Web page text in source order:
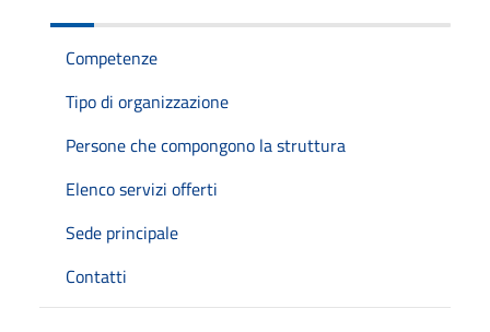
Competenze
Tipo di organizzazione
Persone che compongono la struttura
Elenco servizi offerti
Sede principale
Contatti